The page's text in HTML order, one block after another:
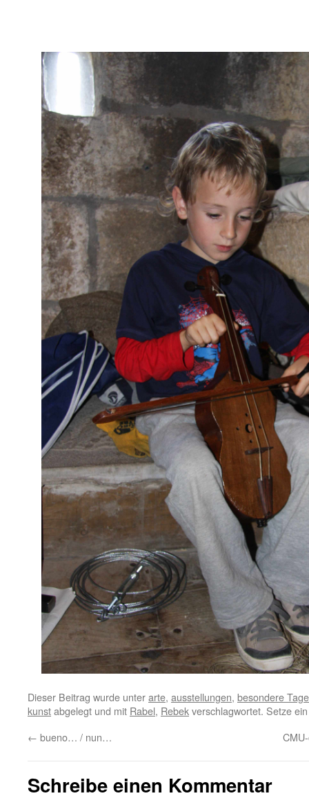
Dieser Beitrag wurde unterarte, ausstellungen, besondere Tage
kunstabgelegt und mit Rabel, Rebekverschlagwortet. Setze
← bueno… / nun…
Schreibe einen Kommentar